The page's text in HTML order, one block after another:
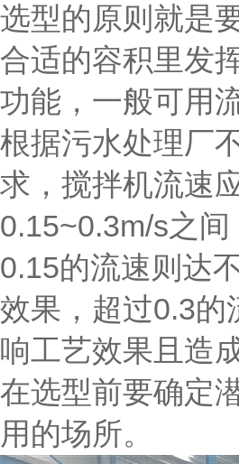
选型的原则就是
合适的容积里发
功能，一般可用
根据污水处理厂
求，搅拌机流速
0.15~0.3m/s之
0.15的流速则达
效果，超过0.3的
响工艺效果且造
在选型前要确定
用的场所。